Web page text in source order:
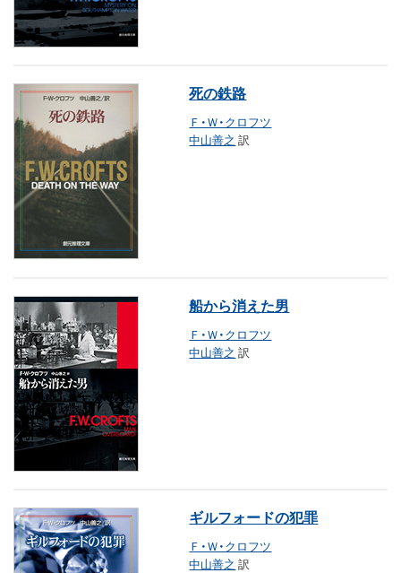
死の鉄路
Ｆ・Ｗ・クロフツ
中山善之 訳
船から消えた男
Ｆ・Ｗ・クロフツ
中山善之 訳
ギルフォードの犯罪
Ｆ・Ｗ・クロフツ
中山善之 訳